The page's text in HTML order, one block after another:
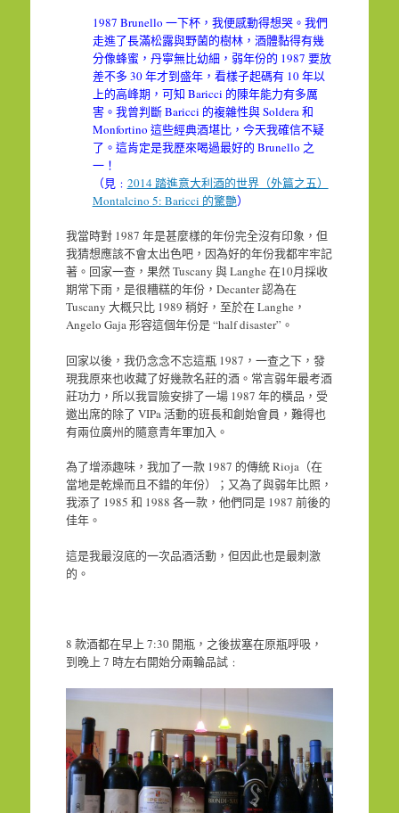
1987 Brunello 一下杯，我便感動得想哭。我們
走進了長滿松露與野菌的樹林，酒體黏得有幾
分像蜂蜜，丹寧無比幼細，弱年份的 1987 要放
差不多 30 年才到盛年，看樣子起碼有 10 年以
上的高峰期，可知 Baricci 的陳年能力有多厲
害。我曾判斷 Baricci 的複雜性與 Soldera 和
Monfortino 這些經典酒堪比，今天我確信不疑
了。這肯定是我歷來喝過最好的 Brunello 之
一！
（見﹕ 2014 踏進意大利酒的世界（外篇之五）
Montalcino 5: Baricci 的驚艷）
我當時對 1987 年是甚麼樣的年份完全沒有印象，但
我猜想應該不會太出色吧，因為好的年份我都牢牢記
著。回家一查，果然 Tuscany 與 Langhe 在10月採收
期常下雨，是很糟糕的年份，Decanter 認為在
Tuscany 大概只比 1989 稍好，至於在 Langhe，
Angelo Gaja 形容這個年份是 “half disaster”。
回家以後，我仍念念不忘這瓶 1987，一查之下，發
現我原來也收藏了好幾款名莊的酒。常言弱年最考酒
莊功力，所以我冒險安排了一場 1987 年的橫品，受
邀出席的除了 VIPa 活動的班長和創始會員，難得也
有兩位廣州的隨意青年軍加入。
為了增添趣味，我加了一款 1987 的傳統 Rioja（在
當地是乾燥而且不錯的年份）；又為了與弱年比照，
我添了 1985 和 1988 各一款，他們同是 1987 前後的
佳年。
這是我最沒底的一次品酒活動，但因此也是最刺激
的。
8 款酒都在早上 7:30 開瓶，之後拔塞在原瓶呼吸，
到晚上 7 時左右開始分兩輪品試﹕